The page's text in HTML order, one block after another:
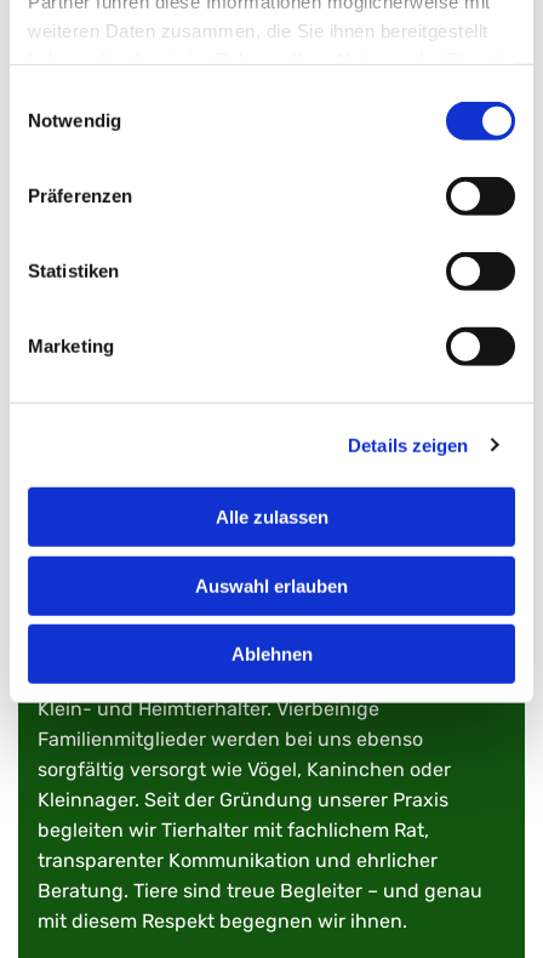
weiteren Daten zusammen, die Sie ihnen bereitgestellt
Notwendig
Präferenzen
Statistiken
Marketing
Details zeigen
Alle zulassen
Auswahl erlauben
Ablehnen
Erfahrung,fachliche Kompetenzund einen
respektvollen Umgangmit Tier und Mensch.
Zahlreiche Tierhalter aus Nonnenhorn vertrauen
uns bereits seit vielen Jahren. Wir nehmen uns
bewusst Zeit für jeden Patienten und legen
Behandlungen
ERFAHREN, BESONNEN UND
ZUVERLÄSSIG
Wir verstehen uns als Ansprechpartner für alle
Klein- und Heimtierhalter. Vierbeinige
Familienmitglieder werden bei uns ebenso
sorgfältig versorgt wie Vögel, Kaninchen oder
Kleinnager. Seit der Gründung unserer Praxis
begleiten wir Tierhalter mit fachlichem Rat,
transparenter Kommunikation und ehrlicher
Beratung. Tiere sind treue Begleiter – und genau
mit diesem Respekt begegnen wir ihnen.